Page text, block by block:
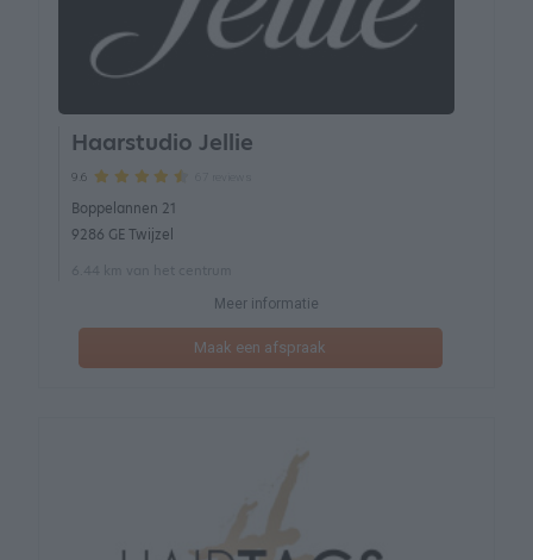
Haarstudio Jellie
9.6
Boppelannen 21
9286 GE Twijzel
Meer informatie
Maak een afspraak